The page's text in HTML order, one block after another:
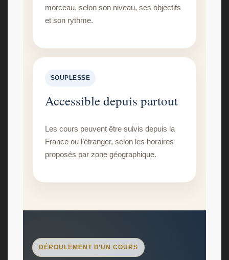
morceau, selon son niveau, ses objectifs
et son rythme.
SOUPLESSE
Accessible depuis partout
Les cours peuvent être suivis depuis la
France ou l’étranger, selon les horaires
proposés par zone géographique.
DÉROULEMENT D’UN COURS